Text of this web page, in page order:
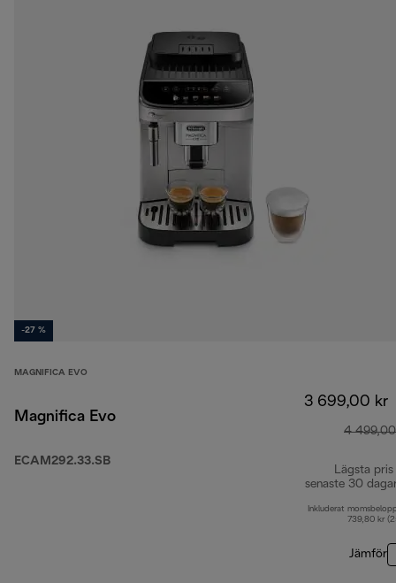
-27 %
MAGNIFICA EVO
Magnifica Evo
ECAM292.33.SB
3 699,00 kr
4
Lägsta pris
senaste 30
Inkluderat
739,80 kr
Jämför